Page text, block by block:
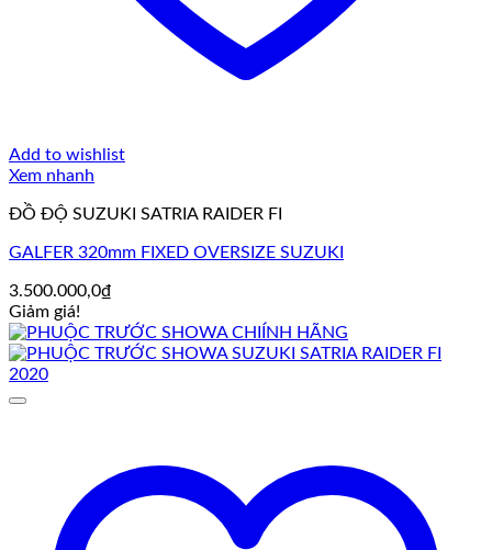
Add to wishlist
Xem nhanh
ĐỒ ĐỘ SUZUKI SATRIA RAIDER FI
GALFER 320mm FIXED OVERSIZE SUZUKI
3.500.000,0₫
Giảm giá!